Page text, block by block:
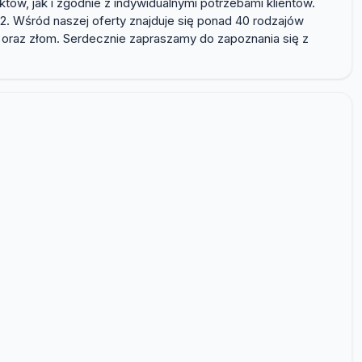
Wśród naszej oferty znajduje się ponad 40 rodzajów
złom. Serdecznie zapraszamy do zapoznania się z